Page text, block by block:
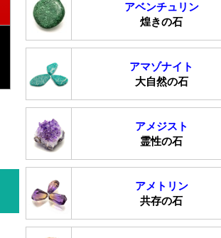
アベンチュリン
煌きの石
アマゾナイト
大自然の石
アメジスト
霊性の石
アメトリン
共存の石